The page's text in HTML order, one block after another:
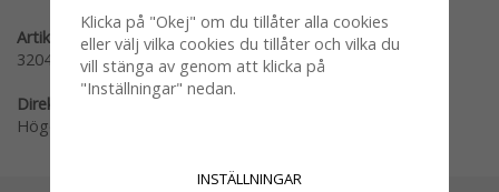
Artikelnummer:
320455
Direktlänk:
Högerklicka och kopiera adressen
Klicka på "Okej" om du tillåter alla cookies
eller välj vilka cookies du tillåter och vilka du
vill stänga av genom att klicka på
"Inställningar" nedan.
INSTÄLLNINGAR